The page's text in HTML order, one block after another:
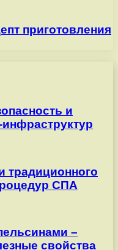
приготовления
и
традиционного
СПА
–
свойства